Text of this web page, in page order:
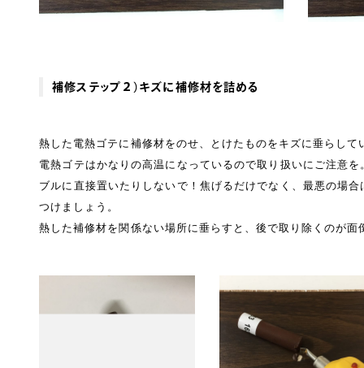
補修ステップ２）キズに補修材を詰める
熱した電熱ゴテに補修材をのせ、とけたものをキズに垂らし
電熱ゴテはかなりの高温になっているので取り扱いにご注意
ブルに直接置いたりしないで！焦げるだけでなく、最悪の場
つけましょう。
熱した補修材を関係ない場所に垂らすと、後で取り除くのが面